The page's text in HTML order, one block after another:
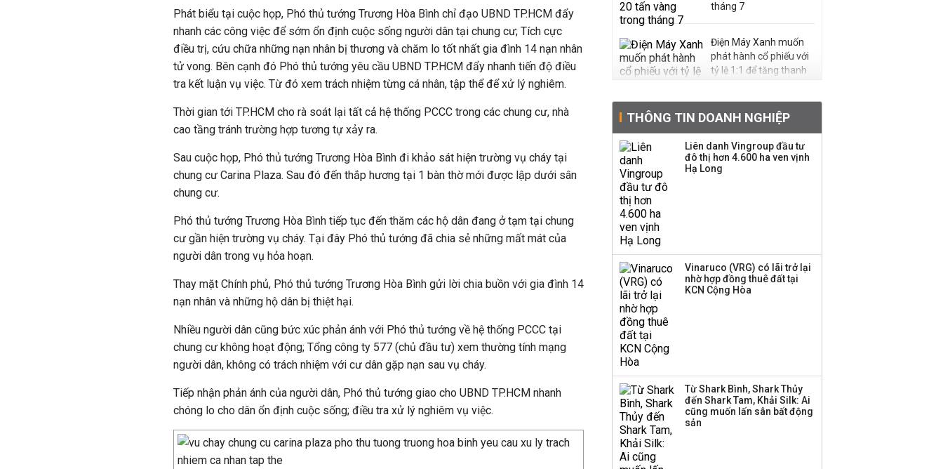
Phát biểu tại cuộc họp, Phó thủ tướng Trương Hòa Bình chỉ đạo UBND TP.HCM đẩy
nhanh các công việc để sớm ổn định cuộc sống người dân tại chung cư; Tích cực
điều trị, cứu chữa những nạn nhân bị thương và chăm lo tốt nhất gia đình 14 nạn nhân
tử vong. Bên cạnh đó Phó thủ tướng yêu cầu UBND TP.HCM đẩy nhanh tiến độ điều
tra kết luận vụ việc. Từ đó xem trách nhiệm từng cá nhân, tập thể để xử lý nghiêm.
Thời gian tới TP.HCM cho rà soát lại tất cả hệ thống PCCC trong các chung cư, nhà
cao tầng tránh trường hợp tương tự xảy ra.
Sau cuộc họp, Phó thủ tướng Trương Hòa Bình đi khảo sát hiện trường vụ cháy tại
chung cư Carina Plaza. Sau đó đến thắp hương tại 1 bàn thờ mới được lập dưới sân
chung cư.
Phó thủ tướng Trương Hòa Bình tiếp tục đến thăm các hộ dân đang ở tạm tại chung
cư gần hiện trường vụ cháy. Tại đây Phó thủ tướng đã chia sẻ những mất mát của
người dân trong vụ hỏa hoạn.
Thay mặt Chính phủ, Phó thủ tướng Trương Hòa Bình gửi lời chia buồn với gia đình 14
nạn nhân và những hộ dân bị thiệt hại.
Nhiều người dân cũng bức xúc phản ánh với Phó thủ tướng về hệ thống PCCC tại
chung cư không hoạt động; Tổng công ty 577 (chủ đầu tư) xem thường tính mạng
người dân, không có trách nhiệm với cư dân gặp nạn sau vụ cháy.
Tiếp nhận phản ánh của người dân, Phó thủ tướng giao cho UBND TP.HCM nhanh
chóng lo cho dân ổn định cuộc sống; điều tra xử lý nghiêm vụ việc.
tháng 7
Điện Máy Xanh muốn
phát hành cổ phiếu với
tỷ lệ 1:1 để tăng thanh
Sau nhịp điều chỉnh
mạnh, CTCK nhìn thấy
cơ hội ở nhóm cổ phiếu
nào?
hàng
TOP 10 ngân hàng lãi
Công ty 100 tỷ của
Huấn Hoa Hồng bỗng
dưng ‘biến mất’, một
THÔNG TIN DOANH NGHIỆP
Liên danh Vingroup đầu tư
đô thị hơn 4.600 ha ven vịnh
Hạ Long
Vinaruco (VRG) có lãi trở lại
nhờ hợp đồng thuê đất tại
KCN Cộng Hòa
Từ Shark Bình, Shark Thủy
đến Shark Tam, Khải Silk: Ai
cũng muốn lấn sân bất động
sản